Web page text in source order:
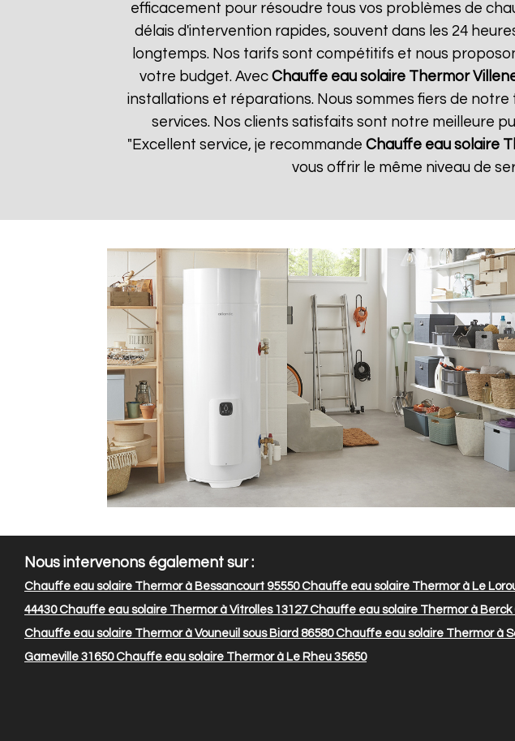
efficacement pour résoudre tous vos problèmes de
délais d'intervention rapides, souvent dans les 24
longtemps. Nos tarifs sont compétitifs et nous
votre budget. Avec Chauffe eau solaire Thermor
installations et réparations. Nous sommes fiers de
services. Nos clients satisfaits sont notre meilleure
"Excellent service, je recommande Chauffe eau solaire
vous offrir le même niveau de
Nous intervenons également sur :
Chauffe eau solaire Thermor à Bessancourt 95550Chauffe eau solaire Thermor à Le
44430Chauffe eau solaire Thermor à Vitrolles 13127Chauffe eau solaire Thermor à Berck
Chauffe eau solaire Thermor à Vouneuil sous Biard 86580Chauffe eau solaire Thermor à
Gameville 31650Chauffe eau solaire Thermor à Le Rheu 35650